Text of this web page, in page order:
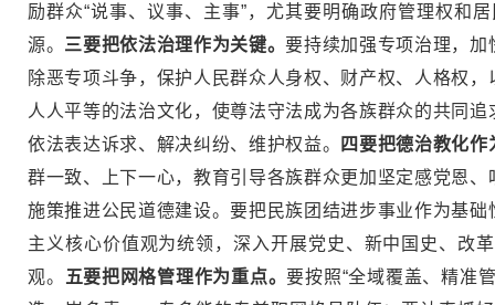
励群众“说事、议事、主事”，尤其要明确政府管理权和
源。 三要把依法治理作为关键。要持续加强专项治理，
除恶专项斗争，保护人民群众人身权、财产权、人格权
人人平等的法治文化，使尊法守法成为各族群众的共同
依法表达诉求、解决纠纷、维护权益。
四要把德治教化作
群一致、上下一心，教育引导各族群众更加坚定感党恩
施策推进公民道德建设。要把民族团结进步事业作为基
主义核心价值观为统领，深入开展党史、新中国史、改
观。
五要把网格管理作为重点。要按照“全域覆盖、精准